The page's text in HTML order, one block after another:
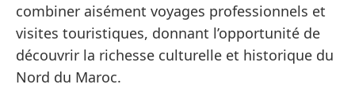
combiner aisément voyages professionnels et
visites touristiques, donnant l’opportunité de
découvrir la richesse culturelle et historique du
Nord du Maroc.